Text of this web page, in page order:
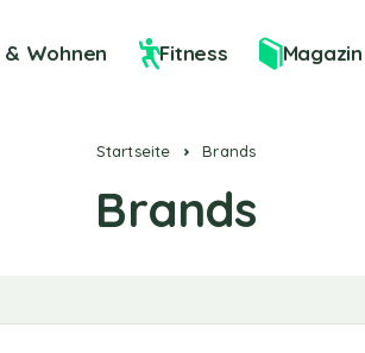
& Wohnen Fitness Magazin
Startseite Brands
Brands